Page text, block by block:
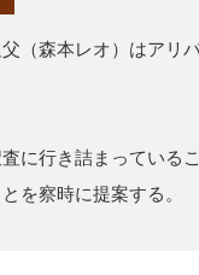
（森本レオ）はアリ
に行き詰まっている
を察時に提案する。